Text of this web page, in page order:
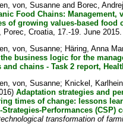
von, Susanne and Borec,
Food Chains:
of growing values-based food
Porec, Croatia, 17.-19. June
von, Susanne; Häring, Anna
business logic for the
and chains - Task 2 report,
von, Susanne; Knickel,
Adaptation strategies and
times of change: lessons
Performances (CSP)
transformation of